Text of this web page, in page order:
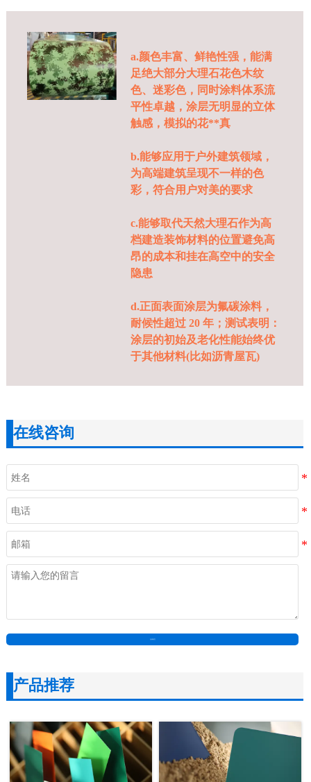
a.颜色丰富、鲜艳性强，能满
足绝大部分大理石花色木纹
色、迷彩色，同时涂料体系流
平性卓越，涂层无明显的立体
触感，模拟的花**真
b.能够应用于户外建筑领域，
为高端建筑呈现不一样的色
彩，符合用户对美的要求
c.能够取代天然大理石作为高
档建造装饰材料的位置避免高
昂的成本和挂在高空中的安全
隐患
d.正面表面涂层为氟碳涂料，
耐候性超过 20 年；测试表明：
涂层的初始及老化性能始终优
于其他材料(比如沥青屋瓦)
在线咨询
产品推荐